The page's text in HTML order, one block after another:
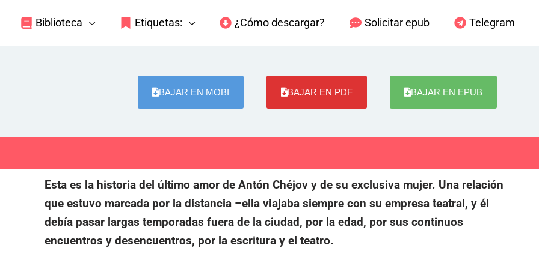
Biblioteca Etiquetas: ¿Cómo descargar? Solicitar epub Telegram
BAJAR EN MOBI BAJAR EN PDF BAJAR EN EPUB
Esta es la historia del último amor de Antón Chéjov y de su exclusiva mujer. Una relación
que estuvo marcada por la distancia –ella viajaba siempre con su empresa teatral, y él
debía pasar largas temporadas fuera de la ciudad, por la edad, por sus continuos
encuentros y desencuentros, por la escritura y el teatro.